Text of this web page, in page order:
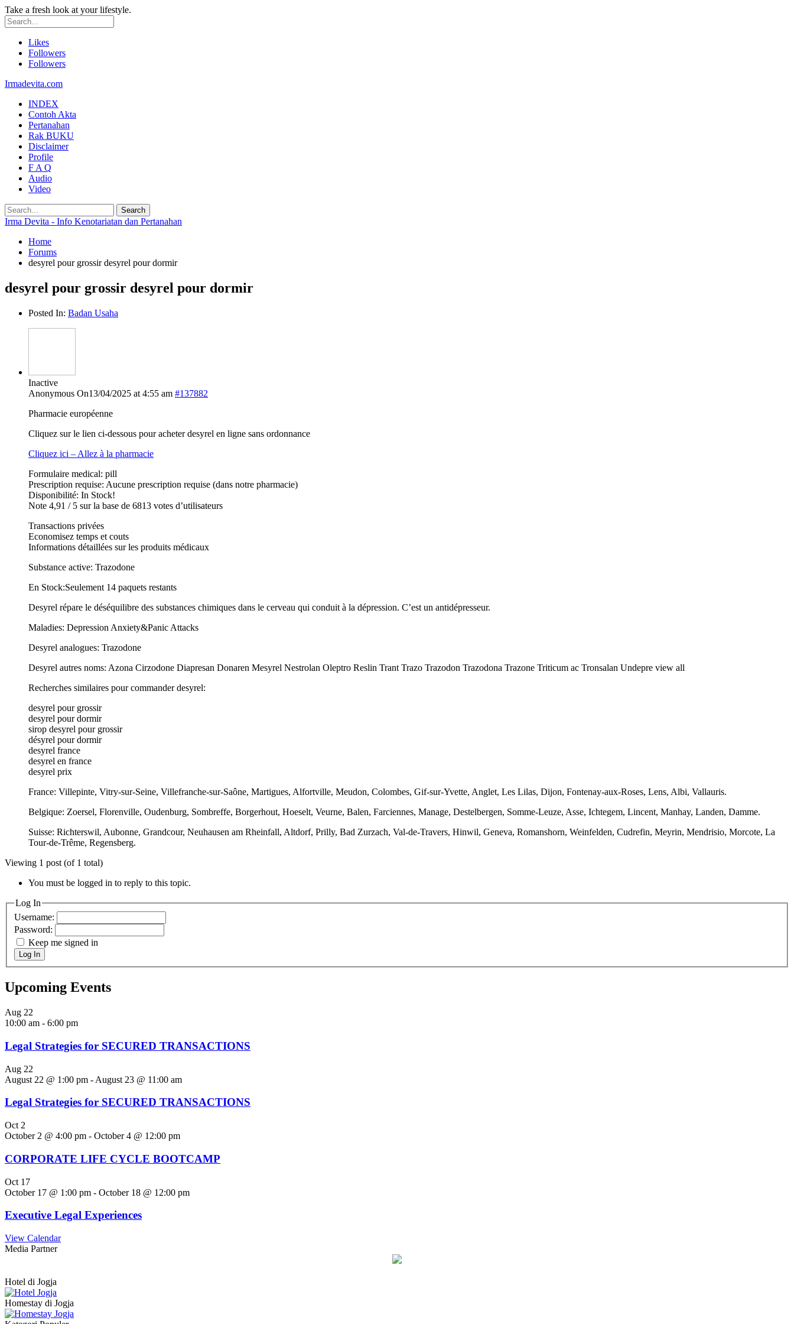
Take a fresh look at your lifestyle.
Likes
Followers
Followers
Irmadevita.com
INDEX
Contoh Akta
Pertanahan
Rak BUKU
Disclaimer
Profile
F A Q
Audio
Video
Irma Devita - Info Kenotariatan dan Pertanahan
Home
Forums
desyrel pour grossir desyrel pour dormir
desyrel pour grossir desyrel pour dormir
Posted In: Badan Usaha
Inactive
Anonymous On13/04/2025 at 4:55 am #137882
Pharmacie européenne
Cliquez sur le lien ci-dessous pour acheter desyrel en ligne sans ordonnance
Cliquez ici – Allez à la pharmacie
Formulaire medical: pill
Prescription requise: Aucune prescription requise (dans notre pharmacie)
Disponibilité: In Stock!
Note 4,91 / 5 sur la base de 6813 votes d’utilisateurs
Transactions privées
Economisez temps et couts
Informations détaillées sur les produits médicaux
Substance active: Trazodone
En Stock:Seulement 14 paquets restants
Desyrel répare le déséquilibre des substances chimiques dans le cerveau qui conduit à la dépression. C’est un antidépresseur.
Maladies: Depression Anxiety&Panic Attacks
Desyrel analogues: Trazodone
Desyrel autres noms: Azona Cirzodone Diapresan Donaren Mesyrel Nestrolan Oleptro Reslin Trant Trazo Trazodon Trazodona Trazone Triticum ac Tronsalan Undepre view all
Recherches similaires pour commander desyrel:
desyrel pour grossir
desyrel pour dormir
sirop desyrel pour grossir
désyrel pour dormir
desyrel france
desyrel en france
desyrel prix
France: Villepinte, Vitry-sur-Seine, Villefranche-sur-Saône, Martigues, Alfortville, Meudon, Colombes, Gif-sur-Yvette, Anglet, Les Lilas, Dijon, Fontenay-aux-Roses, Lens, Albi, Vallauris.
Belgique: Zoersel, Florenville, Oudenburg, Sombreffe, Borgerhout, Hoeselt, Veurne, Balen, Farciennes, Manage, Destelbergen, Somme-Leuze, Asse, Ichtegem, Lincent, Manhay, Landen, Damme.
Suisse: Richterswil, Aubonne, Grandcour, Neuhausen am Rheinfall, Altdorf, Prilly, Bad Zurzach, Val-de-Travers, Hinwil, Geneva, Romanshorn, Weinfelden, Cudrefin, Meyrin, Mendrisio, Morcote, La
Tour-de-Trême, Regensberg.
Viewing 1 post (of 1 total)
You must be logged in to reply to this topic.
Log In
Username:
Password:
Keep me signed in
Log In
Upcoming Events
Aug 22
10:00 am - 6:00 pm
Legal Strategies for SECURED TRANSACTIONS
Aug 22
August 22 @ 1:00 pm - August 23 @ 11:00 am
Legal Strategies for SECURED TRANSACTIONS
Oct 2
October 2 @ 4:00 pm - October 4 @ 12:00 pm
CORPORATE LIFE CYCLE BOOTCAMP
Oct 17
October 17 @ 1:00 pm - October 18 @ 12:00 pm
Executive Legal Experiences
View Calendar
Media Partner
Hotel di Jogja
Homestay di Jogja